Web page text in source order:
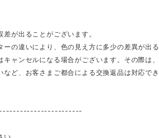
が出ることがございます。
ーの違いにより、色の見え方に多少の差異が出
キャンセルになる場合がございます。その際は
など、お客さまご都合による交換返品は対応で